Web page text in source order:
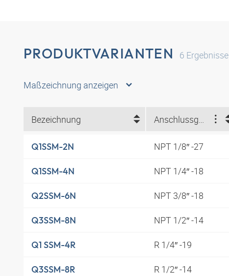
PRODUKTVARIANTEN 6 Ergebnisse
Maßzeichnung anzeigen
Bezeichnung
Q1SSM-2N NPT 1/8″ -27
Q1SSM-4N NPT 1/4″ -18
Q2SSM-6N NPT 3/8″ -18
Q3SSM-8N NPT 1/2″ -14
Q1 SSM-4R R 1/4″ -19
Q3SSM-8R R 1/2″ -14